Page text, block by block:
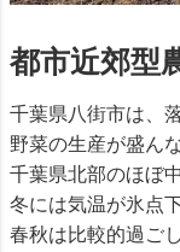
都市近郊型
千葉県八街市は、
野菜の生産が盛ん
千葉県北部のほぼ
冬には気温が氷点
春秋は比較的過ご